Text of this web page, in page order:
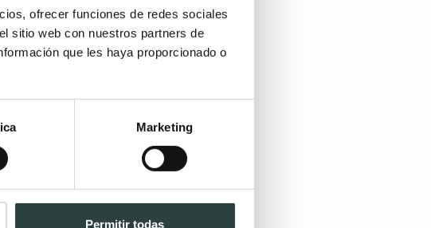
ofrecer funciones de redes sociales
sitio web con nuestros partners de
que les haya proporcionado o
Marketing
Permitir todas